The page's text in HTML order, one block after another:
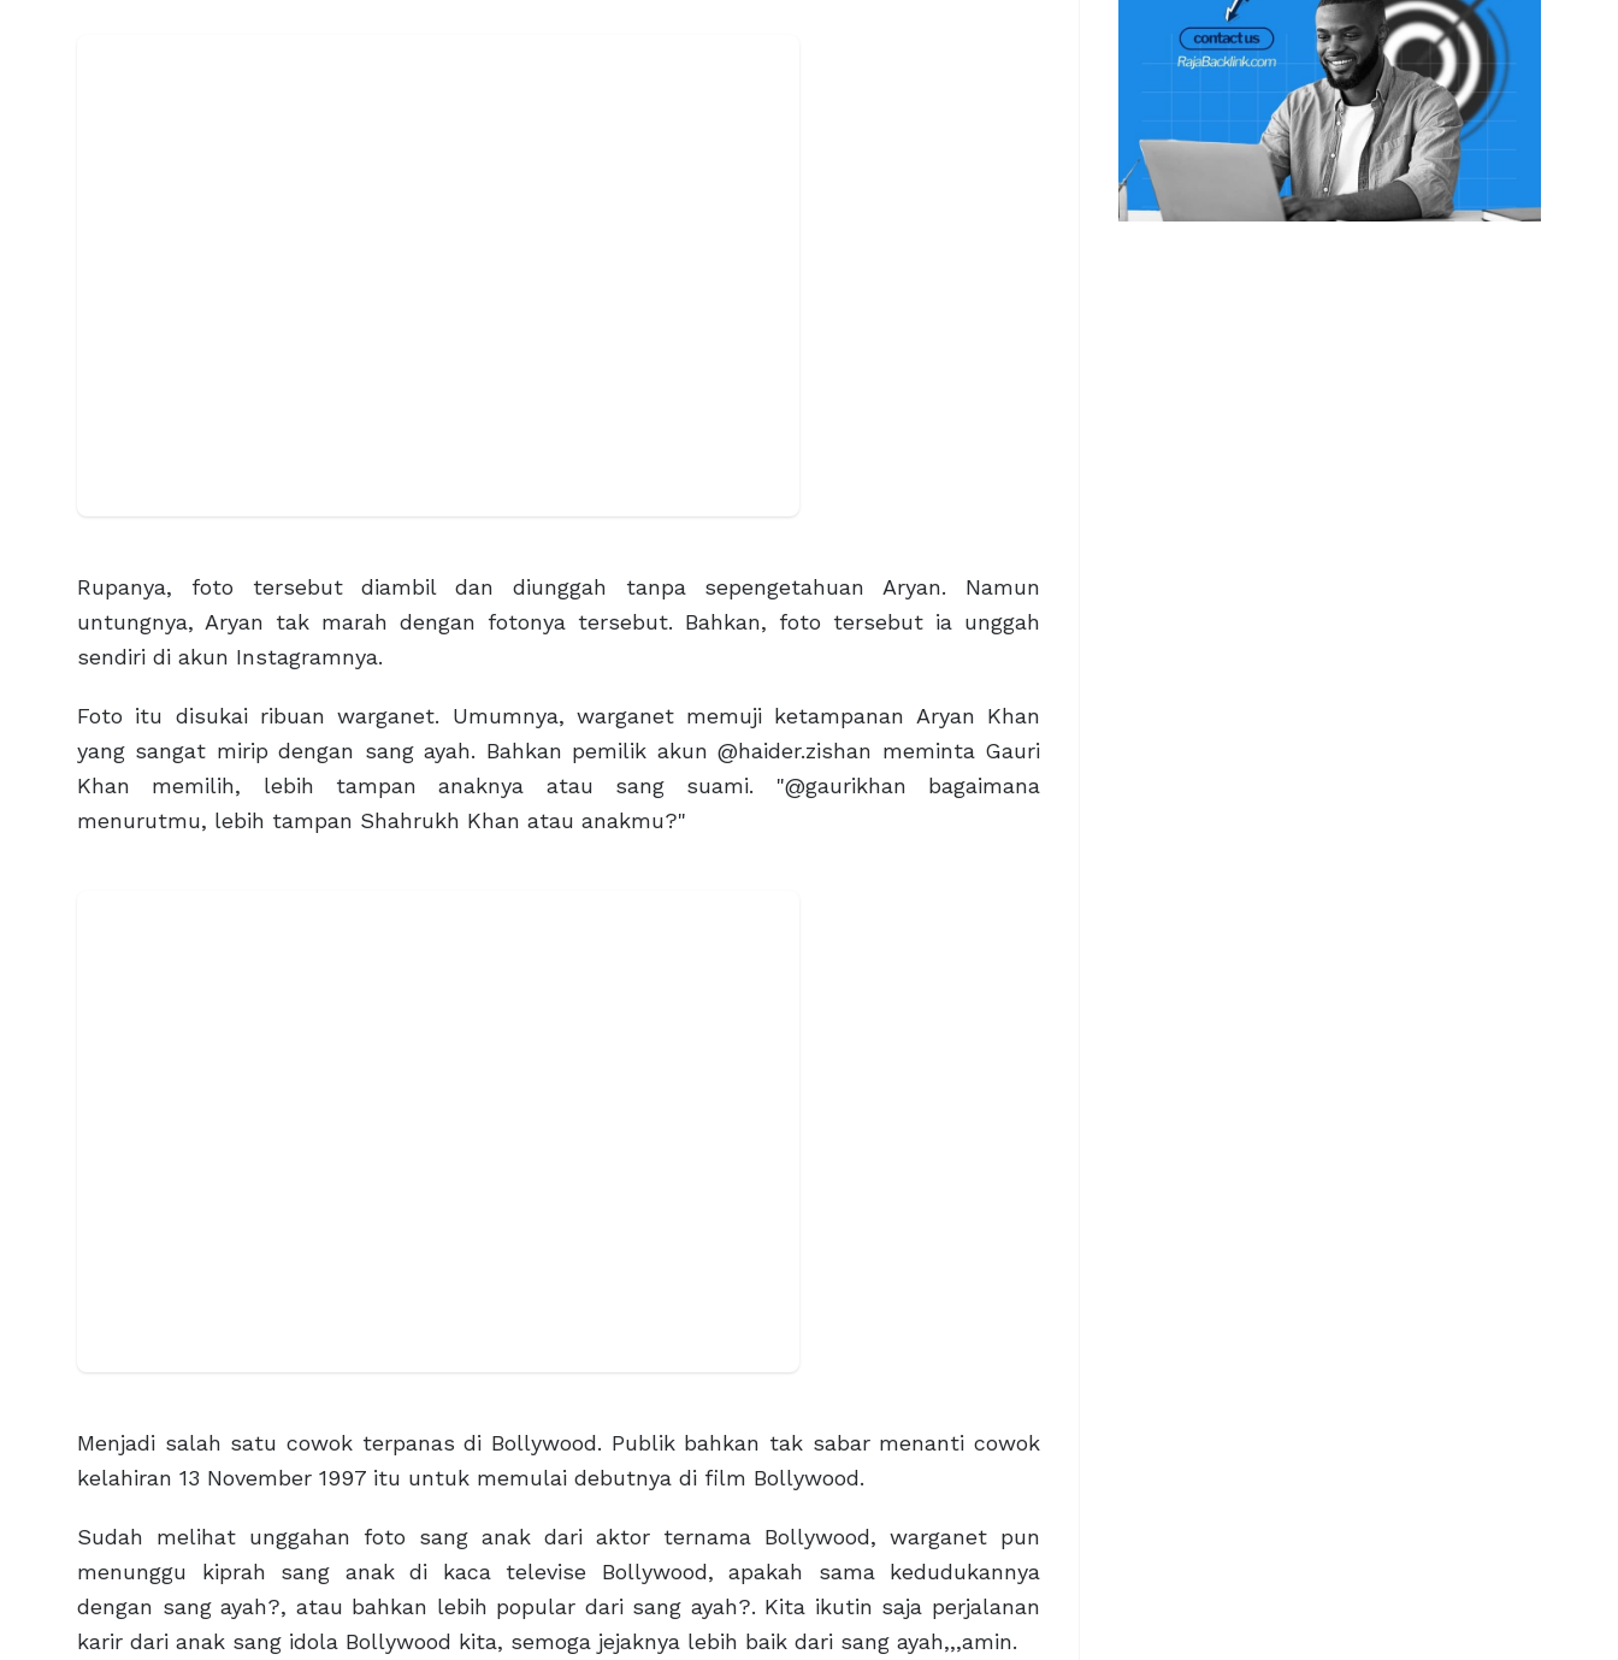
Rupanya, foto tersebut diambil dan diunggah tanpa sepengetahuan Aryan. Namun
untungnya, Aryan tak marah dengan fotonya tersebut. Bahkan, foto tersebut ia unggah
sendiri di akun Instagramnya.
Foto itu disukai ribuan warganet. Umumnya, warganet memuji ketampanan Aryan Khan
yang sangat mirip dengan sang ayah. Bahkan pemilik akun @haider.zishan meminta Gauri
Khan memilih, lebih tampan anaknya atau sang suami. "@gaurikhan bagaimana
menurutmu, lebih tampan Shahrukh Khan atau anakmu?"
Menjadi salah satu cowok terpanas di Bollywood. Publik bahkan tak sabar menanti cowok
kelahiran 13 November 1997 itu untuk memulai debutnya di film Bollywood.
Sudah melihat unggahan foto sang anak dari aktor ternama Bollywood, warganet pun
menunggu kiprah sang anak di kaca televise Bollywood, apakah sama kedudukannya
dengan sang ayah?, atau bahkan lebih popular dari sang ayah?. Kita ikutin saja perjalanan
karir dari anak sang idola Bollywood kita, semoga jejaknya lebih baik dari sang ayah,,,amin.